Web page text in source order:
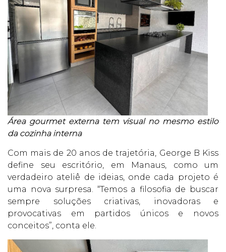
Área gourmet externa tem visual no mesmo estilo
da cozinha interna
Com mais de 20 anos de trajetória, George B Kiss
define seu escritório, em Manaus, como um
verdadeiro ateliê de ideias, onde cada projeto é
uma nova surpresa. “Temos a filosofia de buscar
sempre soluções criativas, inovadoras e
provocativas em partidos únicos e novos
conceitos”, conta ele.